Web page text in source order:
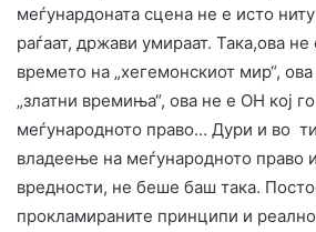
меѓунардоната сцена не е исто
раѓаат, држави умираат. Така,ова
времето на „хегемонскиот мир“,
„златни времиња“, ова не е ОН кој
меѓународното право… Дури и во
владеење на меѓународното право
вредности, не беше баш така.
прокламираните принципи и